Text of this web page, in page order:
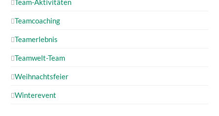
Team-Aktivitäten
Teamcoaching
Teamerlebnis
Teamwelt-Team
Weihnachtsfeier
Winterevent